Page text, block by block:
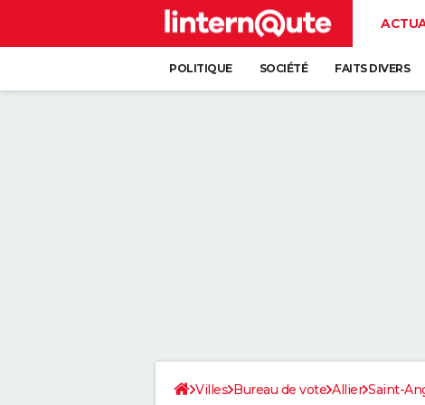
POLITIQUE SOCIÉTÉ FAITS DIVERS
Villes Bureau de vote Allier Saint-